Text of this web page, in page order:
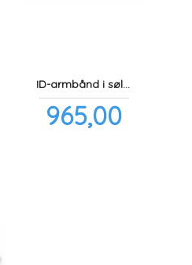
ID-armbånd i sølv - Blå traktor
Pris
965,00mva.